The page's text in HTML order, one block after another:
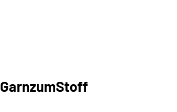
GarnzumStoff